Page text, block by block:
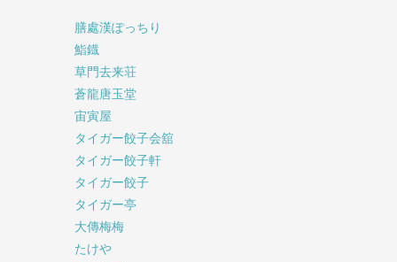
膳處漢ぽっちり
鮨鐡
草門去来荘
蒼龍唐玉堂
宙寅屋
タイガー餃子会舘
タイガー餃子軒
タイガー餃子
タイガー亭
大傳梅梅
たけや